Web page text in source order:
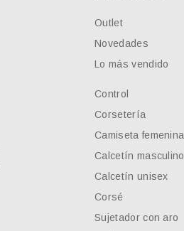
Outlet
Novedades
Lo más vendido
Control
Corsetería
Camiseta femenina
Calcetín masculino
Calcetín unisex
Corsé
Sujetador con aro